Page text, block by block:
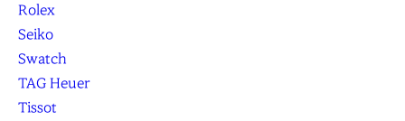
Rolex
Seiko
Swatch
TAG Heuer
Tissot